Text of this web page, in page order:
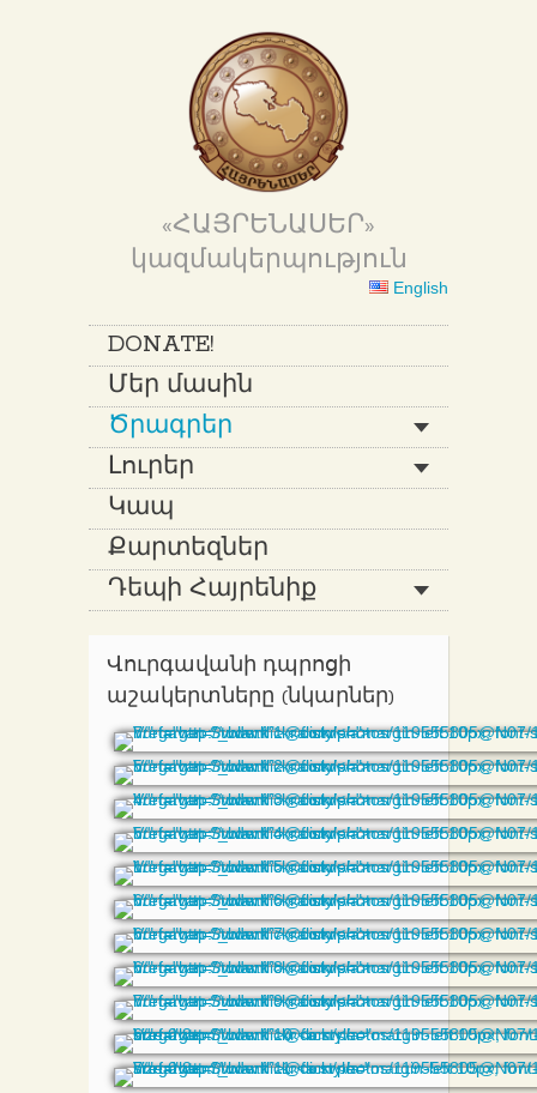
«ՀԱՅՐԵՆԱՍԵՐ»
կազմակերպություն
English
DONATE!
Մեր մասին
Ծրագրեր
Լուրեր
Կապ
Քարտեզներ
Դեպի Հայրենիք
Վուրգավանի դպրոցի
աշակերտները (նկարներ)